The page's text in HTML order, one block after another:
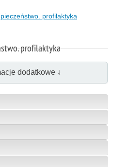
profilaktyka
profilaktyka
dodatkowe ↓